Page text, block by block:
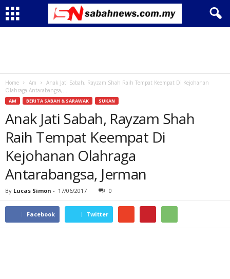
Home Am
Anak Jati Sabah, Rayzam Shah Raih Tempat Keempat Di Kejohanan
Olahraga Antarabangsa,...
AM BERITA SABAH & SARAWAK SUKAN
Anak Jati Sabah, Rayzam Shah
Raih Tempat Keempat Di
Kejohanan Olahraga
Antarabangsa, Jerman
By Lucas Simon - 17/06/2017 0
Facebook Twitter